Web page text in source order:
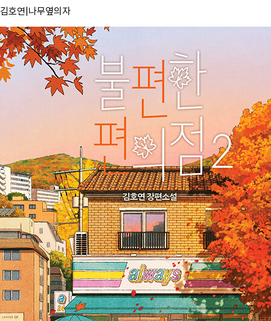
김호연 나무옆의자